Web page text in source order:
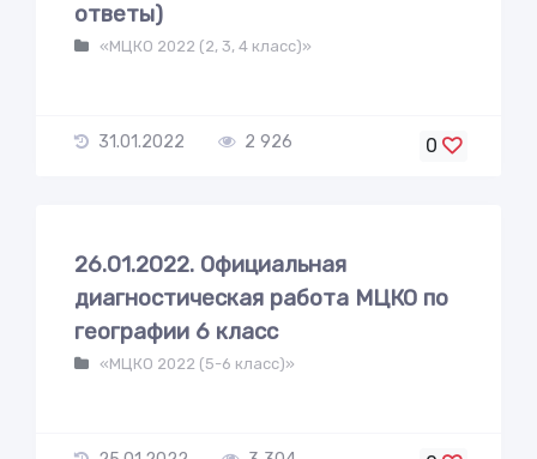
ответы)
«МЦКО 2022 (2, 3, 4 класс)»
31.01.2022 2 926 0
26.01.2022. Официальная
диагностическая работа МЦКО по
географии 6 класс
«МЦКО 2022 (5-6 класс)»